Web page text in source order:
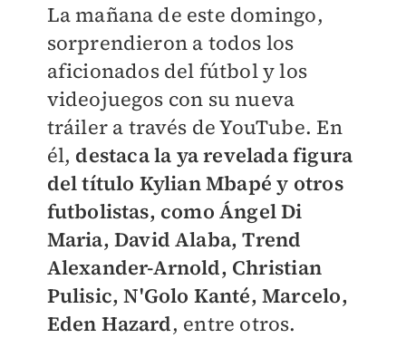
La mañana de este domingo,
sorprendieron a todos los
aficionados del fútbol y los
videojuegos con su nueva
tráiler a través de YouTube. En
él, destaca la ya revelada figura
del título Kylian Mbapé y otros
futbolistas, como Ángel Di
Maria, David Alaba, Trend
Alexander-Arnold, Christian
Pulisic, N'Golo Kanté, Marcelo,
Eden Hazard, entre otros.